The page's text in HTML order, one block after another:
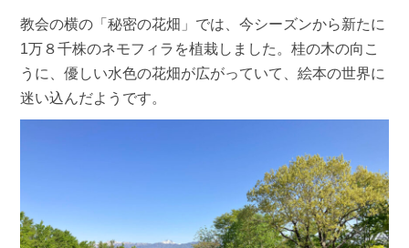
教会の横の「秘密の花畑」では、今シーズンから新たに
1万８千株のネモフィラを植栽しました。桂の木の向こ
うに、優しい水色の花畑が広がっていて、絵本の世界に
迷い込んだようです。